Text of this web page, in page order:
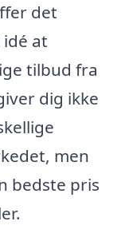
det
at
tilbud fra
dig ikke
men
bedste pris